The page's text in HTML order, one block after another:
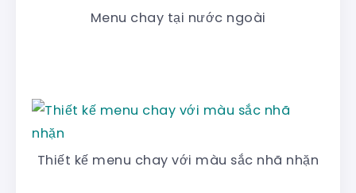
Menu chay tại nước ngoài
Thiết kế menu chay với màu sắc nhã nhặn